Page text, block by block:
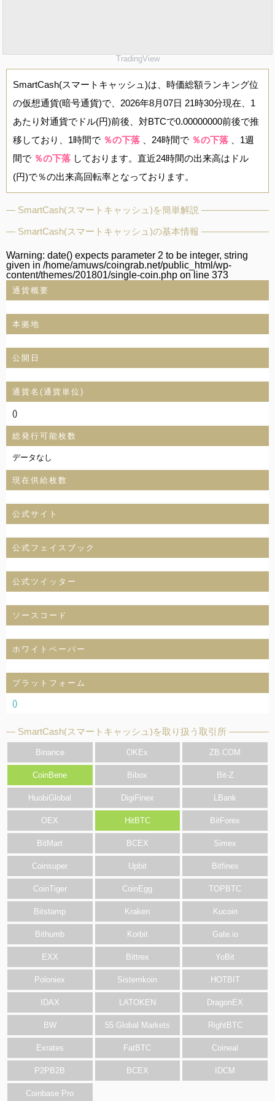
TradingView
SmartCash(スマートキャッシュ)は、時価総額ランキング位
の仮想通貨(暗号通貨)で、2026年8月07日 21時30分現在、1
あたり対通貨でドル(円)前後、対BTCで0.00000000前後で推
移しており、1時間で ％の下落 、24時間で ％の下落
、1週
間で ％の下落 しております。直近24時間の出来高はドル
(円)で％の出来高回転率となっております。
SmartCash(スマートキャッシュ)を簡単解説
SmartCash(スマートキャッシュ)の基本情報
Warning: date() expects parameter 2 to be integer, string
given in /home/amuws/coingrab.net/public_html/wp-
content/themes/201801/single-coin.php on line 373
通貨概要
本拠地
公開日
通貨名(通貨単位)
()
総発行可能枚数
データなし
現在供給枚数
公式サイト
公式フェイスブック
公式ツイッター
ソースコード
ホワイトペーパー
プラットフォーム
()
SmartCash(スマートキャッシュ)を取り扱う取引所
Binance OKEx ZB.COM
CoinBene Bibox Bit-Z
HuobiGlobal DigiFinex LBank
OEX HitBTC BitForex
BitMart BCEX Simex
Coinsuper Upbit Bitfinex
CoinTiger CoinEgg TOPBTC
Bitstamp Kraken Kucoin
Bithumb Korbit Gate.io
EXX Bittrex YoBit
Poloniex Sistemkoin HOTBIT
IDAX LATOKEN DragonEX
BW 55 Global Markets RightBTC
Exrates FatBTC Coineal
P2PB2B BCEX IDCM
Coinbase Pro